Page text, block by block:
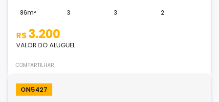
86m² 3 3 2
R$ 3.200
VALOR DO ALUGUEL
COMPARTILHAR
ON5427